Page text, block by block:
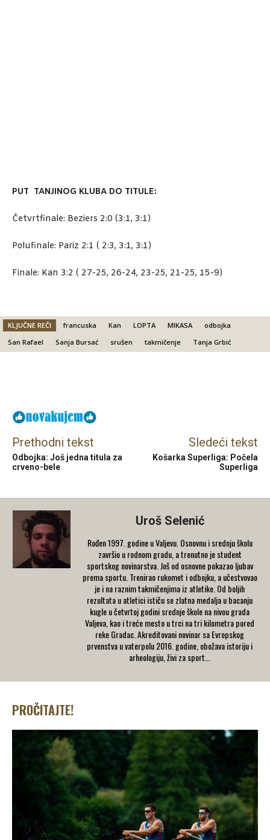
PUT TANJINOG KLUBA DO TITULE:
Četvrtfinale: Beziers 2:0 (3:1, 3:1)
Polufinale: Pariz 2:1 ( 2:3, 3:1, 3:1)
Finale: Kan 3:2 ( 27-25, 26-24, 23-25, 21-25, 15-9)
KLJUČNE REČI francuska Kan LOPTA MIKASA
odbojka
San Rafael
Sanja Bursać srušen takmičenje Tanja Grbić
Prethodni tekst
Odbojka: Još jedna titula za
crveno-bele
Sledeći tekst
Košarka Superliga: Počela
Superliga
Uroš Selenić
Rođen 1997. godine u Valjevu. Osnovnu i srednju školu
završio u rodnom gradu, a trenutno je student
sportskog novinarstva. Još od osnovne pokazao ljubav
prema sportu. Trenirao rukomet i odbojku, a učestvovao
je i na raznim takmičenjima iz atletike. Od boljih
rezultata u atletici ističu se zlatna medalja u bacanju
kugle u četvrtoj godini srednje škole na nivou grada
Valjeva, kao i treće mesto u trci na tri kilometra pored
reke Gradac. Akreditovani novinar sa Evropskog
prvenstva u vaterpolu 2016. godine, obožava istoriju i
arheologiju, živi za sport...
PROČITAJTE!